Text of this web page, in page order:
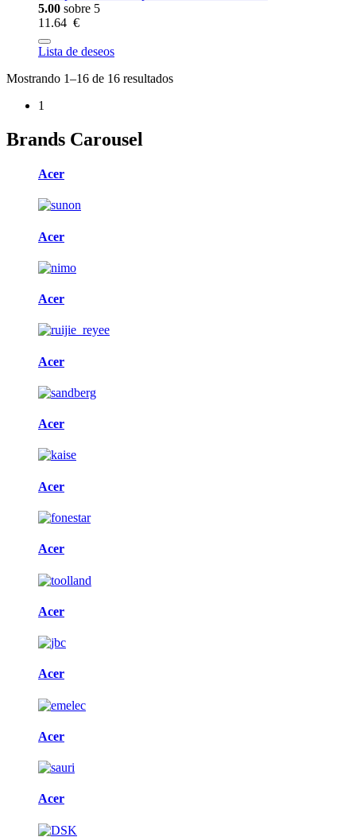
5.00 sobre 5
11.64 €
Lista de deseos
Mostrando 1–16 de 16 resultados
1
Brands Carousel
Acer
Acer
Acer
Acer
Acer
Acer
Acer
Acer
Acer
Acer
Acer